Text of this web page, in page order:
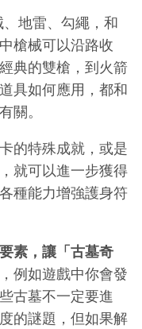
地雷、勾繩，和
槍械可以沿路收
典的雙槍，到火箭
具如何應用，都和
關。
的特殊成就，或是
就可以進一步獲得
種能力增強護身符
素，讓「古墓奇
，例如遊戲中你會發
古墓不一定要進
的謎題，但如果解